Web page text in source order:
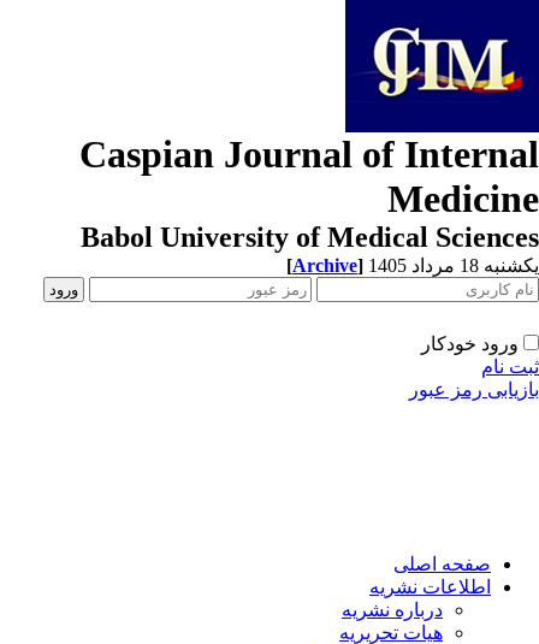
Caspian Journal of
Babol University of Medical
18 مرداد 1405 [Archive]
ورود خودکار
نام
رمز عبور
صفحه اصلی
اطلاعات نشریه
درباره نشریه
هیات تحریریه